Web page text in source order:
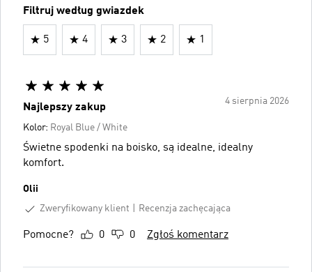
Filtruj według gwiazdek
5 4 3 2 1
4 sierpnia 2026
Najlepszy zakup
Kolor: Royal Blue / White
Świetne spodenki na boisko, są idealne, idealny
komfort.
Olii
Zweryfikowany klient
Recenzja zachęcająca
Pomocne? 0 0 Zgłoś komentarz